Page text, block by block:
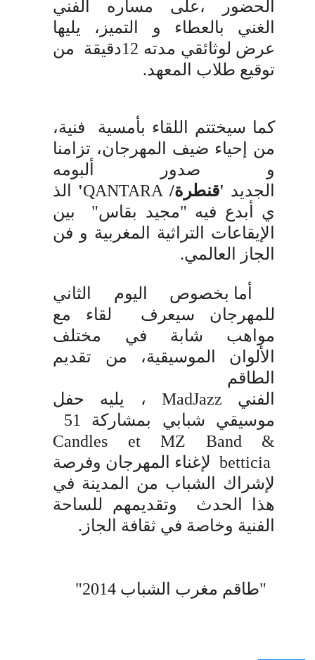
الحضور ،على مساره الفني
الغني بالعطاء و التميز، يليها
عرض لوثائقي مدته 12دقيقة من
توقيع طلاب المعهد.
كما سيختتم اللقاء بأمسية فنية،
من إحياء ضيف المهرجان، تزامنا
و صدور ألبومه
الجديد 'قنطرة/ QANTARA
'
الذ
ي أبدع فيه "مجيد بقاس"
بين
الإيقاعات التراثية المغربية و فن
الجاز العالمي.
أما بخصوص اليوم الثاني
للمهرجان سيعرف لقاء مع
مواهب شابة في مختلف
الألوان
الموسيقية، من تقديم
الطاقم
الفني MadJazz ،
يليه حفل
موسيقي شبابي بمشاركة
51
Candles et MZ Band &
betticia لإغناء المهرجان وفرصة
لإشراك الشباب من المدينة في
هذا الحدث وتقديمهم للساحة
الفنية وخاصة في ثقافة الجاز.
"طاقم مغرب الشباب 2014"